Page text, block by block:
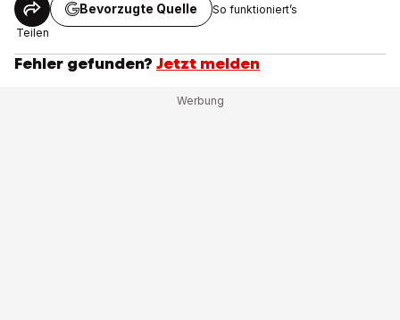
Teilen
Bevorzugte Quelle So funktioniert’s
Fehler gefunden? Jetzt melden